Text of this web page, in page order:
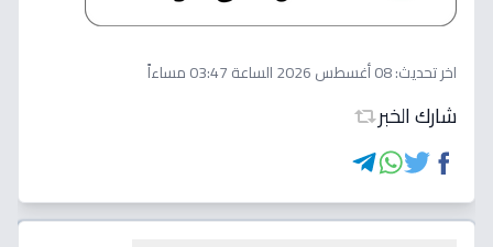
اخر تحديث:08 أغسطس 2026 الساعة 03:47 مساءاً
شارك الخبر